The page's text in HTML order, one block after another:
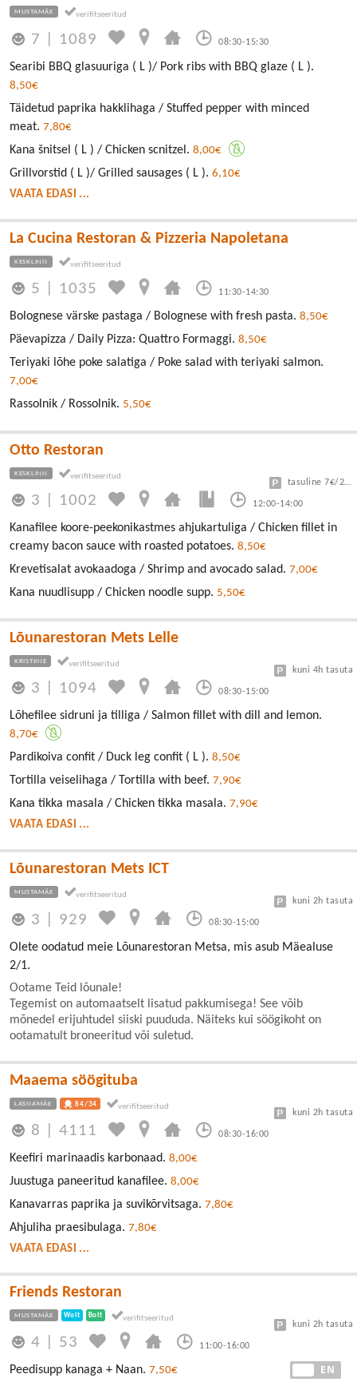
MUSTAMÄE
7 1089 08:30-15:30
Searibi BBQ glasuuriga ( L )/ Pork ribs with BBQ glaze ( L ).
8,50€
Täidetud paprika hakklihaga / Stuffed pepper with minced
meat. 7,80€
Kana šnitsel ( L ) / Chicken scnitzel. 8,00€
Grillvorstid ( L )/ Grilled sausages ( L ). 6,10€
VAATA EDASI ...
La Cucina Restoran & Pizzeria Napoletana
KESKLINN
5 1035 11:30-14:30
Bolognese värske pastaga / Bolognese with fresh pasta. 8,50€
Päevapizza / Daily Pizza: Quattro Formaggi. 8,50€
Teriyaki lõhe poke salatiga / Poke salad with teriyaki salmon.
7,00€
Rassolnik / Rossolnik. 5,50€
Otto Restoran
KESKLINN
3 1002 12:00-14:00
tasuline 7€/24h
Kanafilee koore-peekonikastmes ahjukartuliga / Chicken fillet in
creamy bacon sauce with roasted potatoes. 8,50€
Krevetisalat avokaadoga / Shrimp and avocado salad. 7,00€
Kana nuudlisupp / Chicken noodle supp. 5,50€
Lõunarestoran Mets Lelle
KRISTIINE
3 1094 08:30-15:00
kuni 4h tasuta
Lõhefilee sidruni ja tilliga / Salmon fillet with dill and lemon.
8,70€
Pardikoiva confit / Duck leg confit ( L ). 8,50€
Tortilla veiselihaga / Tortilla with beef. 7,90€
Kana tikka masala / Chicken tikka masala. 7,90€
VAATA EDASI ...
Lõunarestoran Mets ICT
MUSTAMÄE
3 929 08:30-15:00
kuni 2h tasuta
Olete oodatud meie Lõunarestoran Metsa, mis asub Mäealuse
2/1.
Ootame Teid lõunale!
Tegemist on automaatselt lisatud pakkumisega! See võib
mõnedel erijuhtudel siiski puududa. Näiteks kui söögikoht on
ootamatult broneeritud või suletud.
Maaema söögituba
LASNAMÄE 84/34
8 |4111 08:30-16:00
kuni 2h tasuta
Keefiri marinaadis karbonaad. 8,00€
Juustuga paneeritud kanafilee. 8,00€
Kanavarras paprika ja suvikõrvitsaga. 7,80€
Ahjuliha praesibulaga. 7,80€
VAATA EDASI ...
Friends Restoran
MUSTAMÄE Wolt Bolt
4 53 11:00-16:00
kuni 2h tasuta
EN
Peedisupp kanaga + Naan. 7,50€